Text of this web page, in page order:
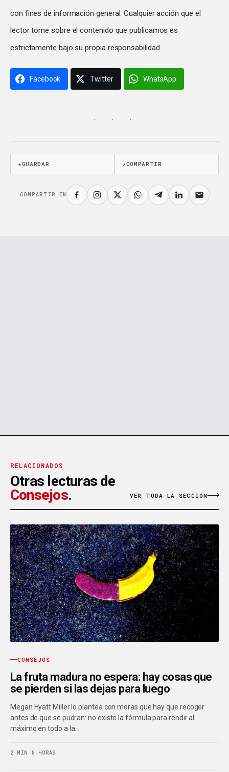
con fines de información general. Cualquier acción que el
lector tome sobre el contenido que publicamos es
estrictamente bajo su propia responsabilidad.
Facebook Twitter WhatsApp
· · ·
★GUARDAR ↗COMPARTIR
COMPARTIR EN
RELACIONADOS
Otras lecturas de
Consejos. VER TODA LA SECCIÓN
CONSEJOS
La fruta madura no espera: hay cosas que
se pierden si las dejas para luego
Megan Hyatt Miller lo plantea con moras que hay que recoger
antes de que se pudran: no existe la fórmula para rendir al
máximo en todo a la…
2 MIN · 8 HORAS